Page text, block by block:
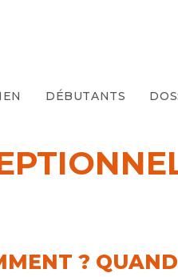
DÉBUTANTS
?